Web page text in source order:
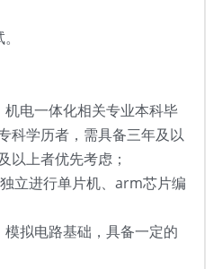
电一体化相关专业本科毕
科学历者，需具备三年及以
以上者优先考虑；
立进行单片机、arm芯片编
拟电路基础，具备一定的